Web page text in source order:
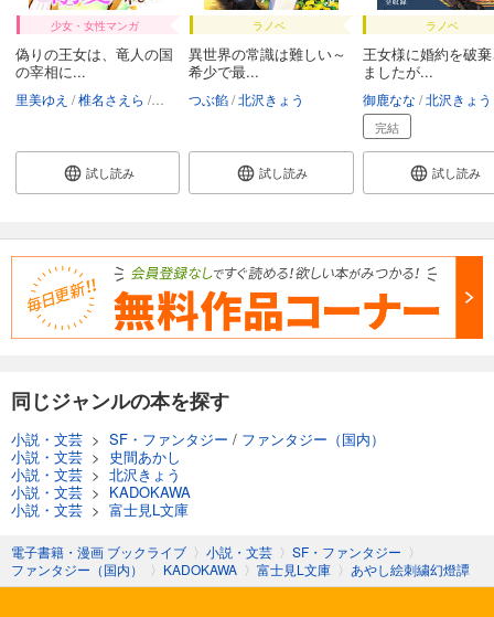
少女・女性マンガ
偽りの王女は、竜人の国
の宰相に...
里美ゆえ 椎名さえら 北沢きょう
試し読み
ラノベ
異世界の常識は難しい～
希少で最...
つぶ餡 北沢きょう
試し読み
ラノベ
王女様に婚約を破
ましたが...
御鹿なな 北沢きょう
完結
試し読み
同じジャンルの本を探す
小説・文芸 > SF・ファンタジー / ファンタジー（国内）
小説・文芸 > 史間あかし
小説・文芸 > 北沢きょう
小説・文芸 > KADOKAWA
小説・文芸 > 富士見L文庫
電子書籍・漫画 ブックライブ 〉 小説・文芸 〉 SF・ファンタジー 〉
ファンタジー（国内）
〉 KADOKAWA 〉 富士見L文庫 〉 あやし絵刺繍幻燈譚